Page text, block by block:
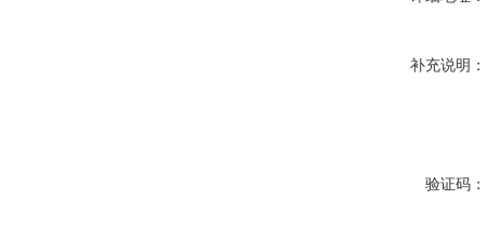
补充说明：
验证码：